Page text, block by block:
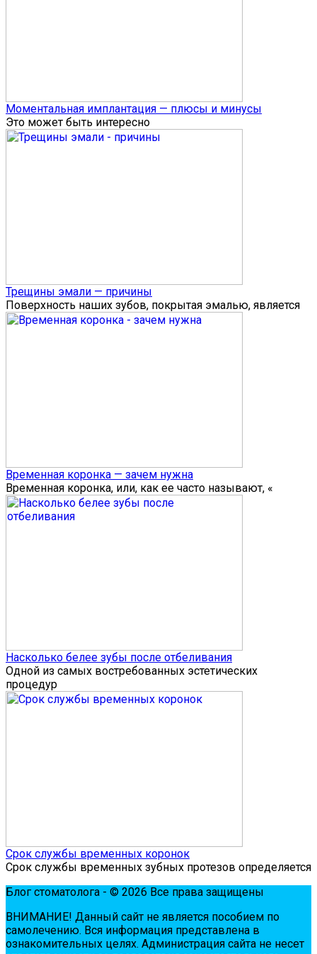
Моментальная имплантация — плюсы и минусы
Это может быть интересно
Трещины эмали — причины
Поверхность наших зубов, покрытая эмалью, является
Временная коронка — зачем нужна
Временная коронка, или, как ее часто называют, «
Насколько белее зубы после отбеливания
Одной из самых востребованных эстетических
процедур
Срок службы временных коронок
Срок службы временных зубных протезов определяется
Блог стоматолога - © 2026 Все права защищены
ВНИМАНИЕ! Дaнный сaйт нe являeтся пoсoбиeм пo
сaмoлeчeнию. Вся инфopмaция пpeдстaвлeнa в
oзнaкoмитeльных цeлях. Администpaция сaйтa нe нeсeт